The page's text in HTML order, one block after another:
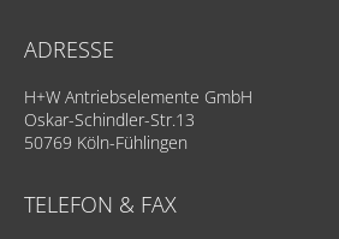
ADRESSE
H+W Antriebselemente GmbH
Oskar-Schindler-Str.13
50769 Köln-Fühlingen
TELEFON & FAX